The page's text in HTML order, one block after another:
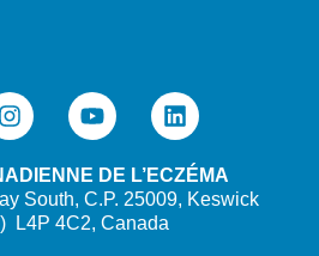
DE L’ECZÉMA
South, C.P. 25009, Keswick
L4P 4C2, Canada